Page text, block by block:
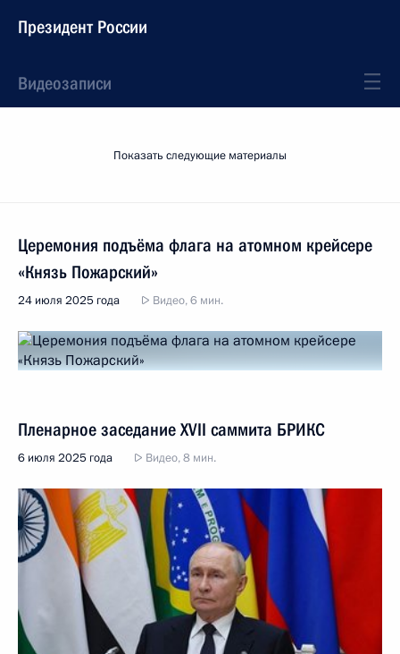
Президент России
Видеозаписи
Показать следующие материалы
Церемония подъёма флага на атомном крейсере
«Князь Пожарский»
24 июля 2025 года Видео, 6 мин.
Пленарное заседание XVII саммита БРИКС
6 июля 2025 года Видео, 8 мин.